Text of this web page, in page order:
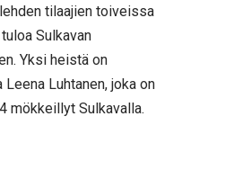
tilaajien toiveissa
Sulkavan
Yksi heistä on
Luhtanen, joka on
mökkeillyt Sulkavalla.